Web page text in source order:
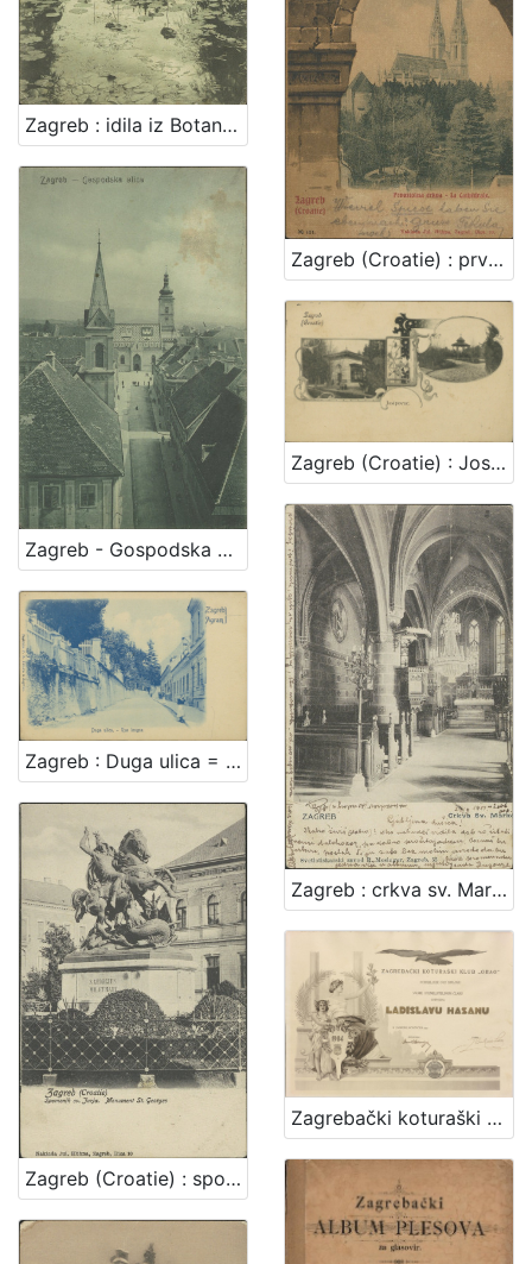
Zagreb : idila iz Botaničkog vrta
Zagreb - Gospodska ulica
Zagreb : Duga ulica = Agram : Rue longue
Zagreb (Croatie) : spomenik sv. Jurja = monument St. Georges
Zagreb (Croatie) : prvostolna crkva - la cathedrale
Zagreb (Croatie) : Josipovac
Zagreb : crkva sv. Marka
Zagrebački koturaški klub "Orao"